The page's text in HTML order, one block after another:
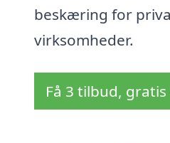
beskæring for
virksomheder.
Få 3 tilbud,